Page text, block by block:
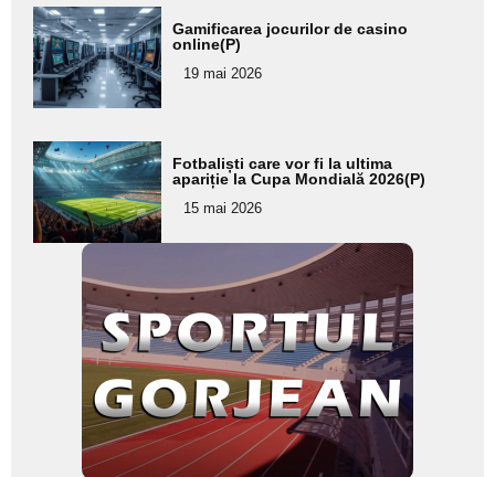
Adaugă
aici textul
pentru
subtitlu
Gamificarea jocurilor de casino
online(P)
19 mai 2026
Adaugă
aici textul
pentru
subtitlu
Fotbaliști care vor fi la ultima
apariție la Cupa Mondială 2026(P)
15 mai 2026